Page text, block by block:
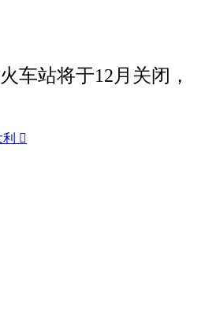
车站将于12月关闭，
